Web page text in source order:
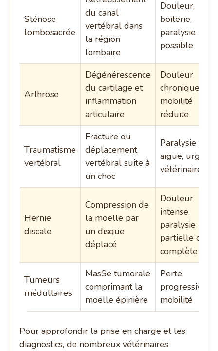
Sténose
lombosacrée
du canal
vertébral dans
la région
lombaire
Douleur,
boiterie,
paralysie
possible
Arthrose
Dégénérescence
du cartilage et
inflammation
articulaire
Douleur
chronique,
mobilité
réduite
Traumatisme
vertébral
Fracture ou
déplacement
vertébral suite à
un choc
Paralysie
aiguë,
vétérinaire
Hernie
discale
Compression de
la moelle par
un disque
déplacé
Douleur
intense,
paralysie
partielle ou
complète
Tumeurs
médullaires
MasSe tumorale
comprimant la
moelle épinière
Perte
progressive
mobilité
Pour approfondir la prise en charge et les
diagnostics, de nombreux vétérinaires